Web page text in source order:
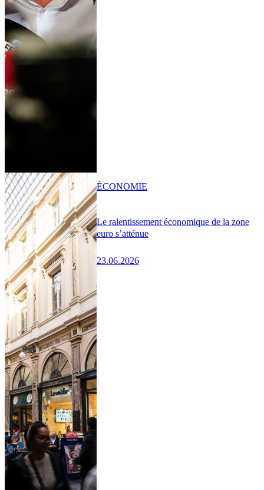
Le ralentissement économique de la zone
euro s’atténue
23.06.2026
ÉCONOMIE